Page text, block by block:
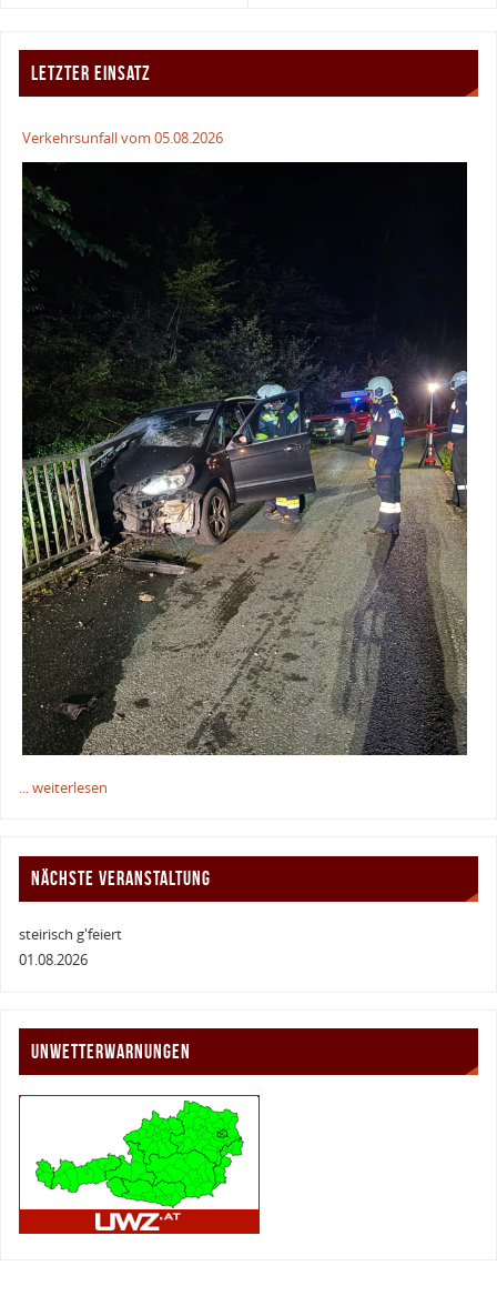
LETZTER EINSATZ
Verkehrsunfall vom 05.08.2026
... weiterlesen
NÄCHSTE VERANSTALTUNG
steirisch g'feiert
01.08.2026
UNWETTERWARNUNGEN